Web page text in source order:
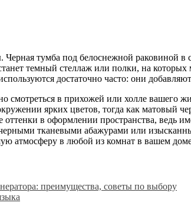
тумба под белоснежной раковиной в
темный стеллаж или полки, на
достаточно часто: они
смотреться в прихожей или холле
ярких цветов, тогда как матовый
оттенки в оформлении пространства,
тканевыми абажурами или
атмосферу в любой из комнат в вашем
преимущества, советы по выбору